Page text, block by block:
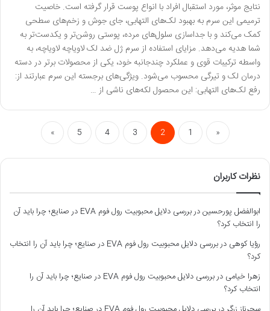
نتایج موثر، مورد استقبال افراد با انواع پوست قرار گرفته است. خاصیت
ترمیمی این سرم به بهبود لک‌های التهابی، جای جوش و زخم‌های سطحی
کمک می‌کند و با جداسازی سلول‌های مرده، پوستی روشن‌تر و یکدست‌تر به
شما هدیه می‌دهد. مزایای استفاده از سرم ژل ضد لک لاویاچه لاویاچه، به
واسطه ترکیبات قوی و عملکرد چند‌جانبه خود، یکی از محصولات برتر در دسته
درمان لک و تیرگی محسوب می‌شود. ویژگی‌های برجسته این سرم عبارتند از:
رفع لک‌های التهابی: این محصول لکه‌های ناشی از …
«
1
2
3
4
5
»
نظرات کاربران
ابوالفضل پورحسیندر
بررسی دلایل محبوبیت رول فوم EVA در صنایع؛ چرا باید آن
را انتخاب کرد؟
رؤیا کوهی در
بررسی دلایل محبوبیت رول فوم EVA در صنایع؛ چرا باید آن را انتخاب
کرد؟
زهرا خیامی در
بررسی دلایل محبوبیت رول فوم EVA در صنایع؛ چرا باید آن را
انتخاب کرد؟